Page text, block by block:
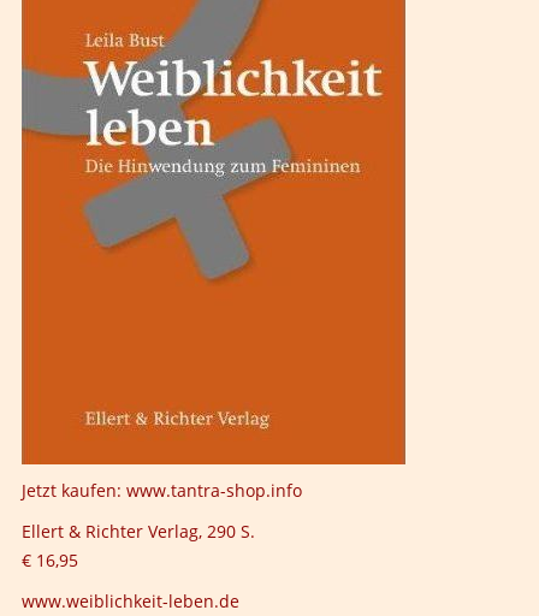
Jetzt kaufen: www.tantra-shop.info
Ellert & Richter Verlag, 290 S.
€ 16,95
www.weiblichkeit-leben.de